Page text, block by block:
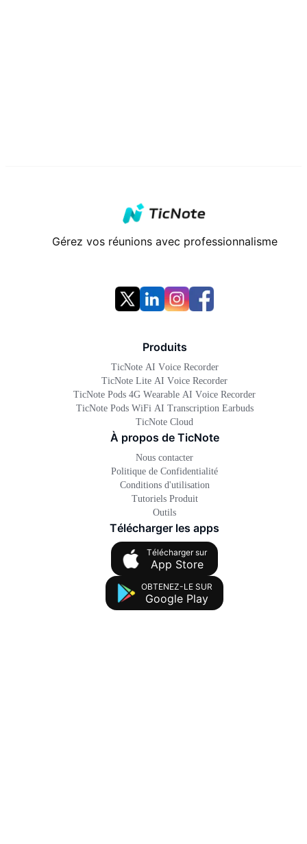
Gérez vos réunions avec professionnalisme
Produits
TicNote AI Voice Recorder
TicNote Lite AI Voice Recorder
TicNote Pods 4G Wearable AI Voice Recorder
TicNote Pods WiFi AI Transcription Earbuds
TicNote Cloud
À propos de TicNote
Nous contacter
Politique de Confidentialité
Conditions d'utilisation
Tutoriels Produit
Outils
Télécharger les apps
Télécharger sur
App Store
OBTENEZ-LE SUR
Google Play